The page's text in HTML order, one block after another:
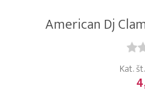
American Dj
Kat.